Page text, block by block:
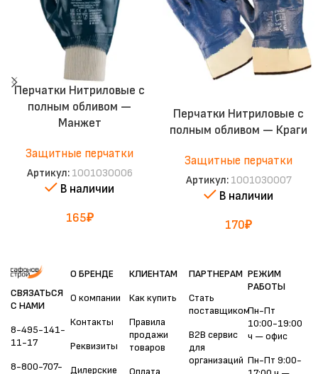
Перчатки Нитриловые с
полным обливом —
Манжет
Защитные перчатки
Артикул: 1001030006
В наличии
165₽
Перчатки Нитриловые с
полным обливом — Краги
Защитные перчатки
Артикул: 1001030007
В наличии
170₽
СВЯЗАТЬСЯ
С НАМИ
8-495-141-
11-17
8-800-707-
О БРЕНДЕ
О компании
Контакты
Реквизиты
Дилерские
КЛИЕНТАМ
Как купить
Правила
продажи
товаров
Оплата
ПАРТНЕРАМ
Стать
поставщиком
B2B сервис
для
организаций
РЕЖИМ
РАБОТЫ
Пн-Пт
10:00-19:00
ч — офис
Пн-Пт 9:00-